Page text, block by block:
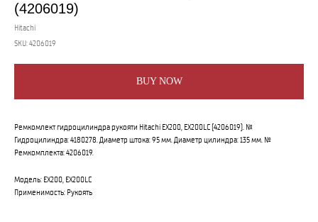
(4206019)
Hitachi
SKU:4206019
BUY NOW
Ремкомлект гидроцилиндра рукояти Hitachi EX200, EX200LC (4206019). №
Гидроцилиндра: 4180278. Диаметр штока: 95 мм. Диаметр цилиндра: 135 мм. №
Ремкомплекта: 4206019.
Модель: EX200, EX200LC
Применимость: Рукоять